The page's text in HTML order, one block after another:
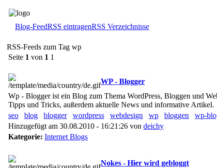
Blog-FeedRSS eintragenRSS Verzeichnisse
RSS-Feeds zum Tag wp
Seite 1 von 1 1
WP - Blogger
Wp - Blogger ist ein Blog zum Thema WordPress, Bloggen und
Tipps und Tricks, außerdem aktuelle News und informative Artikel.
seo
blog blogger wordpress webdesign wp bloggen
wp-
Hinzugefügt am 30.08.2010 - 16:21:26 von deichy
Kategorie: Internet Blogs
Nokes - Hier wird gebloggt